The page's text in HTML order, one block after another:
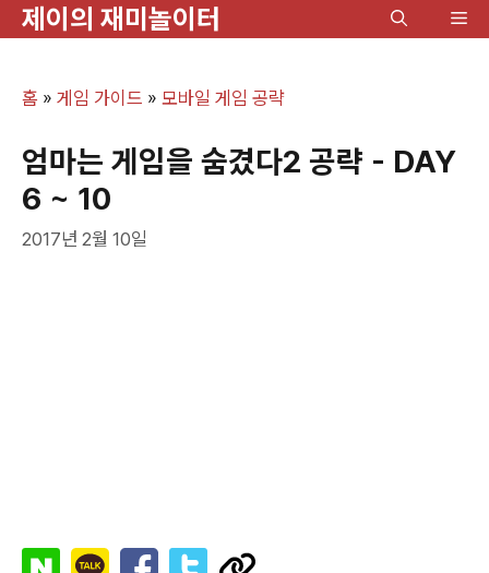
제이의 재미놀이터
메
홈 » 게임 가이드 » 모바일 게임 공략
엄마는 게임을 숨겼다2 공략 - DAY
6 ~ 10
2017년 2월 10일